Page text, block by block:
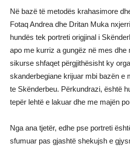
Në bazë të metodës krahasimore
Fotaq Andrea dhe Dritan Muka
hundës tek portreti origjinal i
apo me kurriz a gungëz në mes dhe
sikurse shfaqet përgjithësisht ky
skanderbegiane krijuar mbi bazën e
te Skënderbeu. Përkundrazi, është
tepër lehtë e lakuar dhe me majën
Nga ana tjetër, edhe pse portreti
sfumuar pas gjashtë shekujsh e